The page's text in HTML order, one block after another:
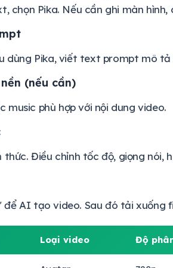
chọn Pika. Nếu cần ghi màn hình,
dùng Pika, viết text prompt mô
(nếu cần)
phù hợp với nội dung video.
Điều chỉnh tốc độ, giọng nói,
AI tạo video. Sau đó tải xuống
Loại video Độ